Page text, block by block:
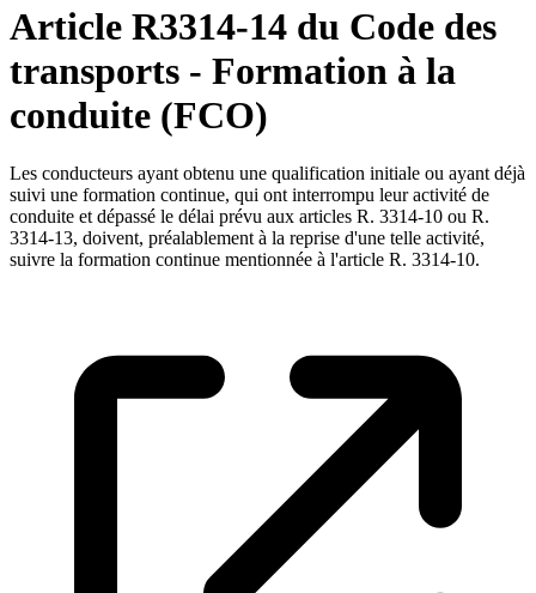
Article R3314-14 du Code des
transports - Formation à la
conduite (FCO)
Les conducteurs ayant obtenu une qualification initiale ou ayant déjà
suivi une formation continue, qui ont interrompu leur activité de
conduite et dépassé le délai prévu aux articles R. 3314-10 ou R.
3314-13, doivent, préalablement à la reprise d'une telle activité,
suivre la formation continue mentionnée à l'article R. 3314-10.